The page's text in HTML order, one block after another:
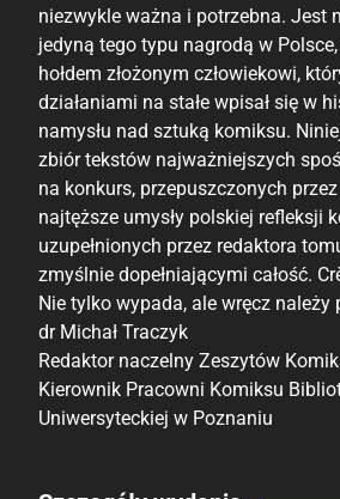
niezwykle ważna i potrzebna. Jest
jedyną tego typu nagrodą w
hołdem złożonym człowiekowi,
działaniami na stałe wpisał się w
namysłu nad sztuką komiksu.
zbiór tekstów najważniejszych
na konkurs, przepuszczonych
najtęższe umysły polskiej refleksji
uzupełnionych przez redaktora
zmyślnie dopełniającymi całość.
Nie tylko wypada, ale wręcz należy
dr Michał Traczyk
Redaktor naczelny Zeszytów
Kierownik Pracowni Komiksu
Uniwersyteckiej w Poznaniu